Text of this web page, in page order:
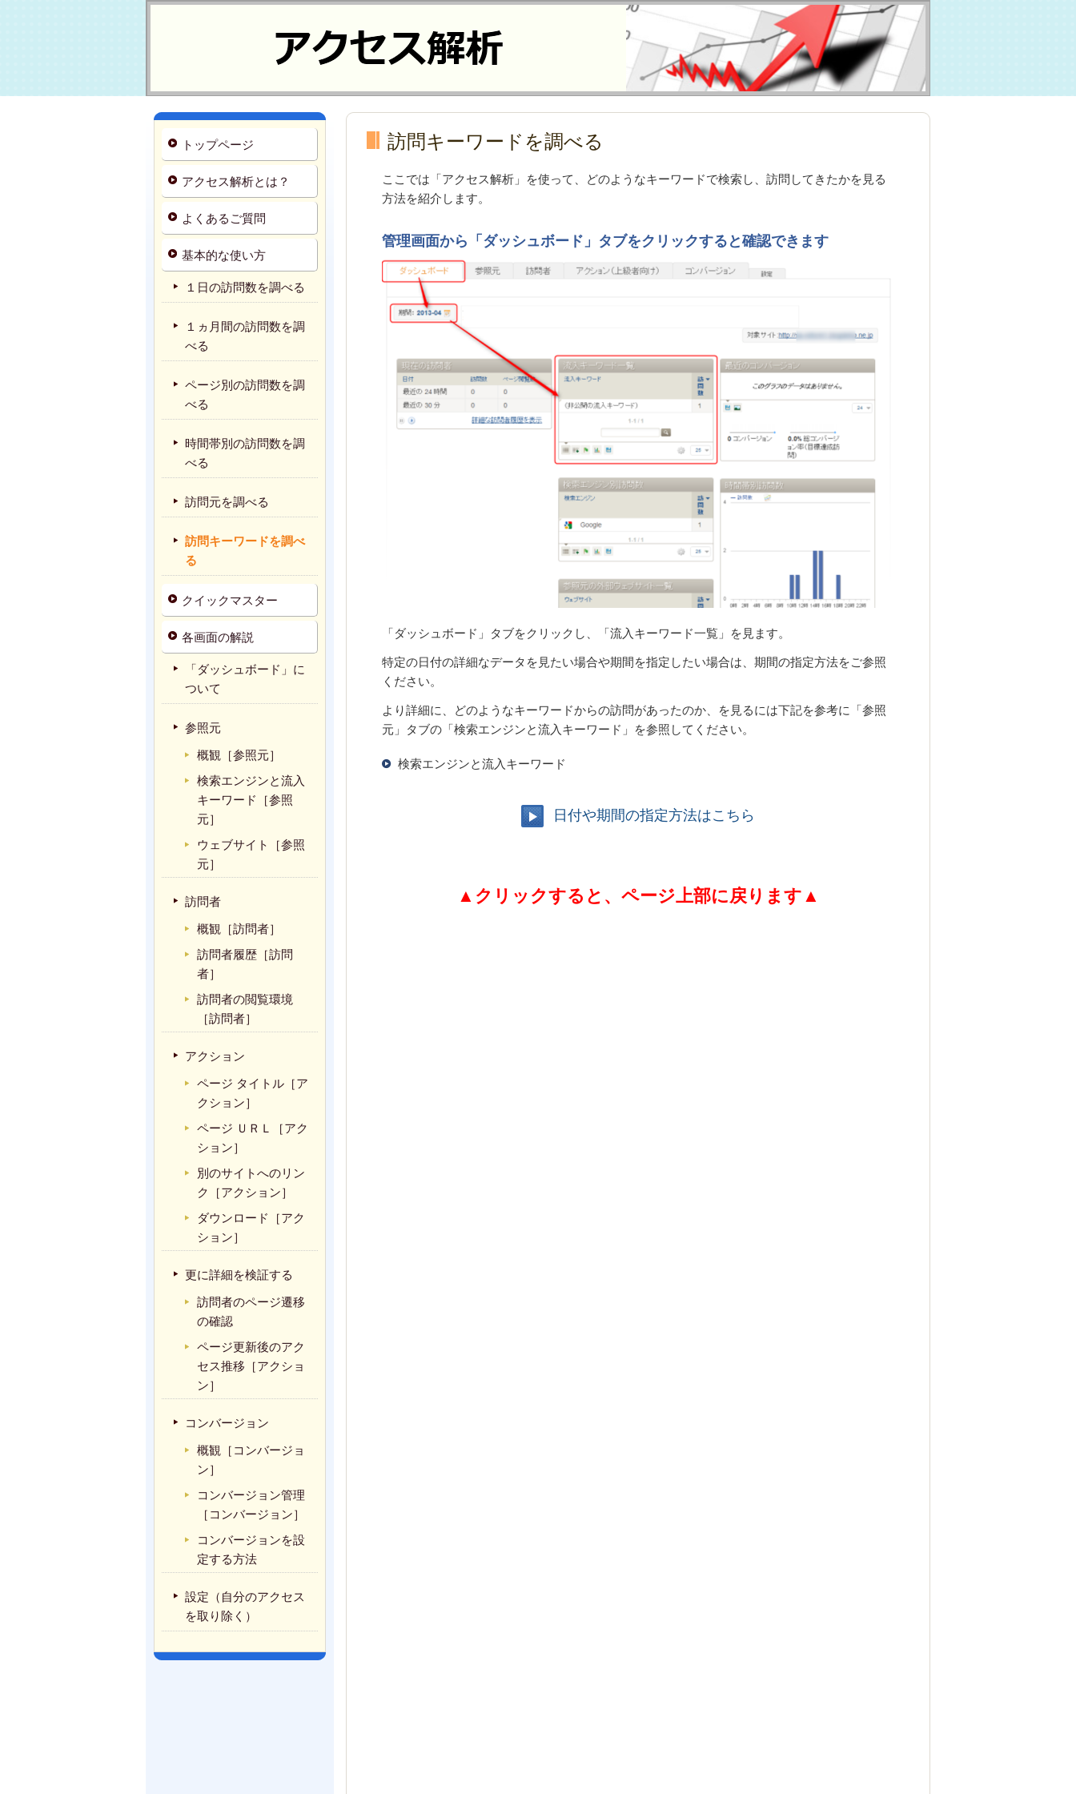
訪問キーワードを調べる
ここでは「アクセス解析」を使って、どのようなキーワードで検索し、訪問してきたかを見る
方法を紹介します。
管理画面から「ダッシュボード」タブをクリックすると確認できます
「ダッシュボード」タブをクリックし、「流入キーワード一覧」を見ます。
特定の日付の詳細なデータを見たい場合や期間を指定したい場合は、期間の指定方法をご参照
ください。
より詳細に、どのようなキーワードからの訪問があったのか、を見るには下記を参考に「参照
元」タブの「検索エンジンと流入キーワード」を参照してください。
検索エンジンと流入キーワード
日付や期間の指定方法はこちら
▲ クリックすると、ページ上部に戻ります ▲
トップページ
アクセス解析とは？
よくあるご質問
基本的な使い方
１日の訪問数を調べる
１ヵ月間の訪問数を調
べる
ページ別の訪問数を調
べる
時間帯別の訪問数を調
べる
訪問元を調べる
訪問キーワードを調べ
る
クイックマスター
各画面の解説
「ダッシュボード」に
ついて
参照元
概観［参照元］
検索エンジンと流入
キーワード［参照
元］
ウェブサイト［参照
元］
訪問者
概観［訪問者］
訪問者履歴［訪問
者］
訪問者の閲覧環境
［訪問者］
アクション
ページ タイトル［ア
クション］
ページ ＵＲＬ［アク
ション］
別のサイトへのリン
ク［アクション］
ダウンロード［アク
ション］
更に詳細を検証する
訪問者のページ遷移
の確認
ページ更新後のアク
セス推移［アクショ
ン］
コンバージョン
概観［コンバージョ
ン］
コンバージョン管理
［コンバージョン］
コンバージョンを設
定する方法
設定（自分のアクセス
を取り除く）